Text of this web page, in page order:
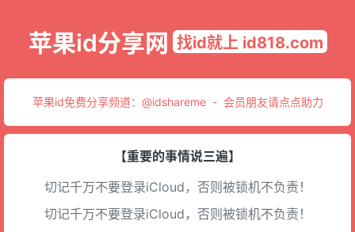
苹果id分享网 找id就上 id818.com
苹果id免费分享频道： @idshareme- 会员朋友请点点助力
【重要的事情说三遍】
切记千万不要登录iCloud，否则被锁机不负责！
切记千万不要登录iCloud，否则被锁机不负责！